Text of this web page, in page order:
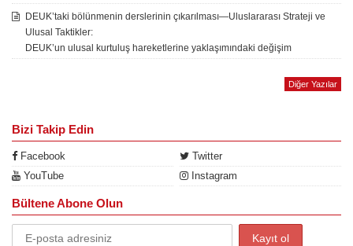
DEUK’taki bölünmenin derslerinin çıkarılması—Uluslararası Strateji ve
Ulusal Taktikler:
DEUK’un ulusal kurtuluş hareketlerine yaklaşımındaki değişim
Diğer Yazılar
Bizi Takip Edin
Facebook
Twitter
YouTube
Instagram
Bültene Abone Olun